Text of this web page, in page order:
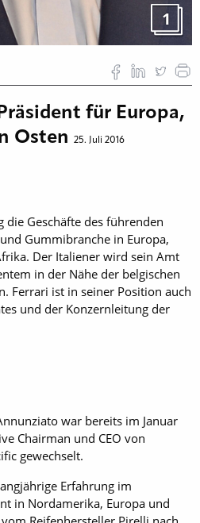
1
für Europa,
Osten
25. Juli 2016
Geschäfte des führenden
Gummibranche in Europa,
Der Italiener wird sein Amt
in der Nähe der belgischen
Ferrari ist in seiner Position auch
und der Konzernleitung der
war bereits im Januar
Chairman und CEO von
gewechselt.
Erfahrung im
in Nordamerika, Europa und